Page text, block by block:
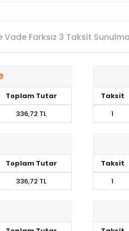
Farksız 3 Taksit
Toplam Tutar
336,72 TL
Taksit
1
Toplam Tutar
336,72 TL
Taksit
1